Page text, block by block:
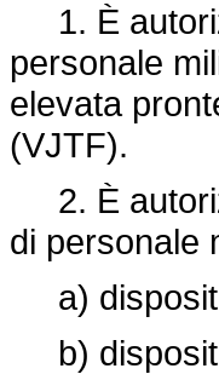
1. È
personale
elevata
(VJTF).
2. È
di personale
a)
b)